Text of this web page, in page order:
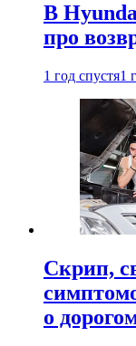
В
про
1 год спустя1
Скрип,
о